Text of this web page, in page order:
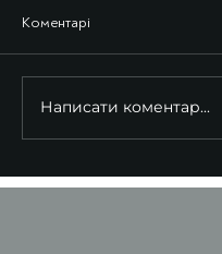
Коментарі
Написати коментар...